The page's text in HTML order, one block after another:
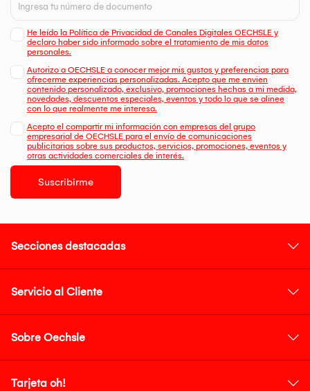
He leído la Política de Privacidad de Canales Digitales OECHSLE y
declaro haber sido informado sobre el tratamiento de mis datos
personales.
Autorizo a OECHSLE a conocer mejor mis gustos y preferencias para
ofrecerme experiencias personalizadas. Acepto que me envien
contenido personalizado, exclusivo, promociones hechas a mi medida,
novedades, descuentos especiales, eventos y todo lo que se alinee
con lo que realmente me interesa.
Acepto el compartir mi información con empresas del grupo
empresarial de OECHSLE para el envío de comunicaciones
publicitarias sobre sus productos, servicios, promociones, eventos y
otras actividades comerciales de interés.
Suscribirme
Secciones destacadas
Servicio al Cliente
Sobre Oechsle
Tarjeta oh!